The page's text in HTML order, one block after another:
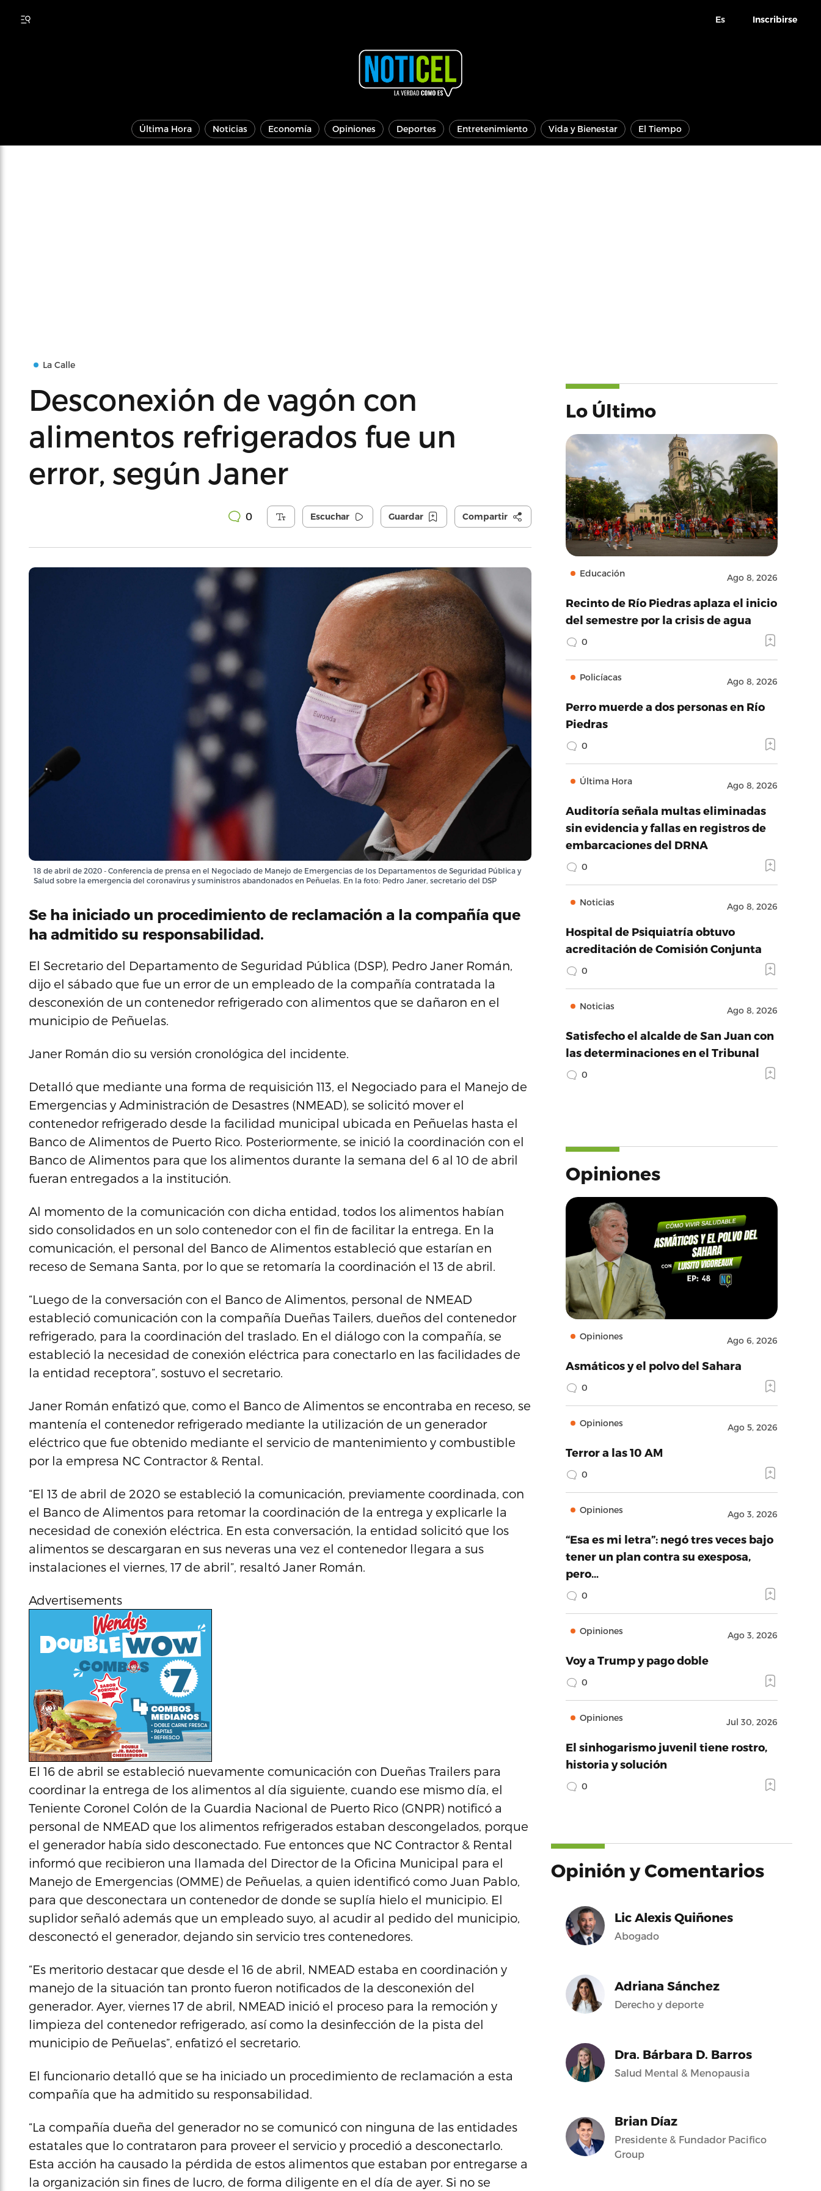
Es Inscribirse
Última Hora Noticias Economía Opiniones Deportes Entretenimiento Vida y Bienestar El Tiempo
La Calle
Desconexión de vagón con
alimentos refrigerados fue un
error, según Janer
0 Escuchar Guardar Compartir
18 de abril de 2020 - Conferencia de prensa en el Negociado de Manejo de Emergencias de los Departamentos de Seguridad Pública y
Salud sobre la emergencia del coronavirus y suministros abandonados en Peñuelas. En la foto: Pedro Janer, secretario del DSP
Se ha iniciado un procedimiento de reclamación a la compañía que
ha admitido su responsabilidad.
El Secretario del Departamento de Seguridad Pública (DSP), Pedro Janer Román,
dijo el sábado que fue un error de un empleado de la compañía contratada la
desconexión de un contenedor refrigerado con alimentos que se dañaron en el
municipio de Peñuelas.
Janer Román dio su versión cronológica del incidente.
Detalló que mediante una forma de requisición 113, el Negociado para el Manejo de
Emergencias y Administración de Desastres (NMEAD), se solicitó mover el
contenedor refrigerado desde la facilidad municipal ubicada en Peñuelas hasta el
Banco de Alimentos de Puerto Rico. Posteriormente, se inició la coordinación con el
Banco de Alimentos para que los alimentos durante la semana del 6 al 10 de abril
fueran entregados a la institución.
Al momento de la comunicación con dicha entidad, todos los alimentos habían
sido consolidados en un solo contenedor con el fin de facilitar la entrega. En la
comunicación, el personal del Banco de Alimentos estableció que estarían en
receso de Semana Santa, por lo que se retomaría la coordinación el 13 de abril.
“Luego de la conversación con el Banco de Alimentos, personal de NMEAD
estableció comunicación con la compañía Dueñas Tailers, dueños del contenedor
refrigerado, para la coordinación del traslado. En el diálogo con la compañía, se
estableció la necesidad de conexión eléctrica para conectarlo en las facilidades de
la entidad receptora”, sostuvo el secretario.
Janer Román enfatizó que, como el Banco de Alimentos se encontraba en receso, se
mantenía el contenedor refrigerado mediante la utilización de un generador
eléctrico que fue obtenido mediante el servicio de mantenimiento y combustible
por la empresa NC Contractor & Rental.
“El 13 de abril de 2020 se estableció la comunicación, previamente coordinada, con
el Banco de Alimentos para retomar la coordinación de la entrega y explicarle la
necesidad de conexión eléctrica. En esta conversación, la entidad solicitó que los
alimentos se descargaran en sus neveras una vez el contenedor llegara a sus
instalaciones el viernes, 17 de abril”, resaltó Janer Román.
Advertisements
El 16 de abril se estableció nuevamente comunicación con Dueñas Trailers para
coordinar la entrega de los alimentos al día siguiente, cuando ese mismo día, el
Teniente Coronel Colón de la Guardia Nacional de Puerto Rico (GNPR) notificó a
personal de NMEAD que los alimentos refrigerados estaban descongelados, porque
el generador había sido desconectado. Fue entonces que NC Contractor & Rental
informó que recibieron una llamada del Director de la Oficina Municipal para el
Manejo de Emergencias (OMME) de Peñuelas, a quien identificó como Juan Pablo,
para que desconectara un contenedor de donde se suplía hielo el municipio. El
suplidor señaló además que un empleado suyo, al acudir al pedido del municipio,
desconectó el generador, dejando sin servicio tres contenedores.
“Es meritorio destacar que desde el 16 de abril, NMEAD estaba en coordinación y
manejo de la situación tan pronto fueron notificados de la desconexión del
generador. Ayer, viernes 17 de abril, NMEAD inició el proceso para la remoción y
limpieza del contenedor refrigerado, así como la desinfección de la pista del
municipio de Peñuelas”, enfatizó el secretario.
El funcionario detalló que se ha iniciado un procedimiento de reclamación a esta
compañía que ha admitido su responsabilidad.
“La compañía dueña del generador no se comunicó con ninguna de las entidades
estatales que lo contrataron para proveer el servicio y procedió a desconectarlo.
Esta acción ha causado la pérdida de estos alimentos que estaban por entregarse a
la organización sin fines de lucro, de forma diligente en el día de ayer. Si no se
Lo Último
Educación Ago 8, 2026
Recinto de Río Piedras aplaza el inicio
del semestre por la crisis de agua
0
Policíacas Ago 8, 2026
Perro muerde a dos personas en Río
Piedras
0
Última Hora Ago 8, 2026
Auditoría señala multas eliminadas
sin evidencia y fallas en registros de
embarcaciones del DRNA
0
Noticias Ago 8, 2026
Hospital de Psiquiatría obtuvo
acreditación de Comisión Conjunta
0
Noticias Ago 8, 2026
Satisfecho el alcalde de San Juan con
las determinaciones en el Tribunal
0
Opiniones
Opiniones Ago 6, 2026
Asmáticos y el polvo del Sahara
0
Opiniones Ago 5, 2026
Terror a las 10 AM
0
Opiniones Ago 3, 2026
“Esa es mi letra”: negó tres veces bajo
tener un plan contra su exesposa,
pero…
0
Opiniones Ago 3, 2026
Voy a Trump y pago doble
0
Opiniones Jul 30, 2026
El sinhogarismo juvenil tiene rostro,
historia y solución
0
Opinión y Comentarios
Lic Alexis Quiñones
Abogado
Adriana Sánchez
Derecho y deporte
Dra. Bárbara D. Barros
Salud Mental & Menopausia
Brian Díaz
Presidente & Fundador Pacifico
Group